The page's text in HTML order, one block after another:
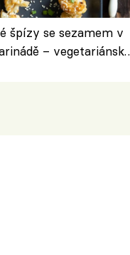
špízy se sezamem v
– vegetariánská